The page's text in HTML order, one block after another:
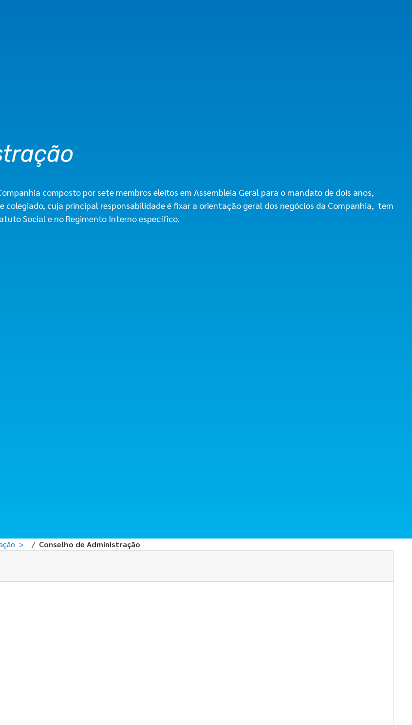
composto por sete membros eleitos em Assembleia Geral para o mandato de dois anos,
colegiado, cuja principal responsabilidade é fixar a orientação geral dos negócios da Companhia, tem
Social e no Regimento Interno específico.
Conselho de Administração